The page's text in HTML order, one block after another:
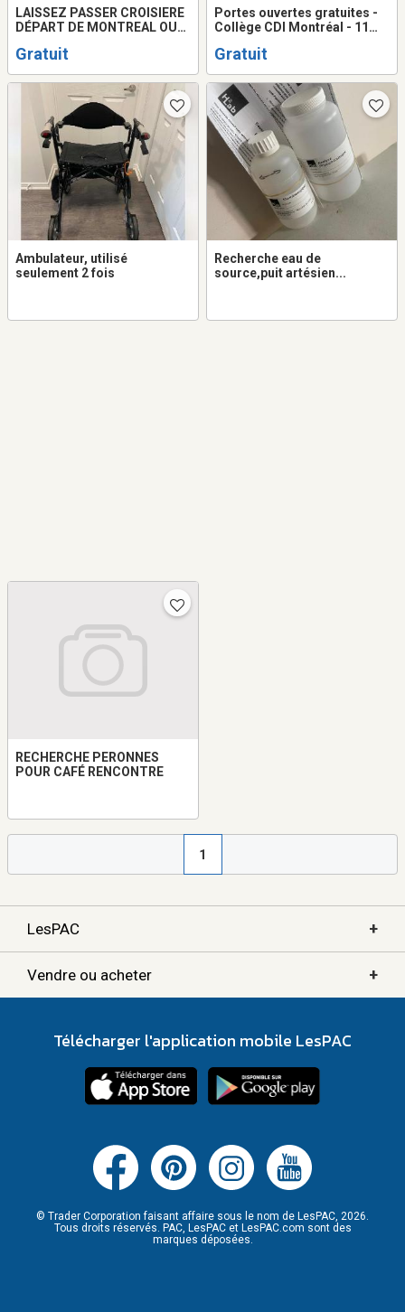
LAISSEZ PASSER CROISIERE
DÉPART DE MONTREAL OU
Gratuit
Portes ouvertes gratuites -
Collège CDI Montréal - 11
Gratuit
Ambulateur, utilisé
seulement 2 fois
Recherche eau de
source,puit artésien...
RECHERCHE PERONNES
POUR CAFÉ RENCONTRE
1
LesPAC +
Vendre ou acheter +
Télécharger l'application mobile LesPAC
© Trader Corporation faisant affaire sous le nom de LesPAC, 2026.
Tous droits réservés. PAC, LesPAC et LesPAC.com sont des
marques déposées.